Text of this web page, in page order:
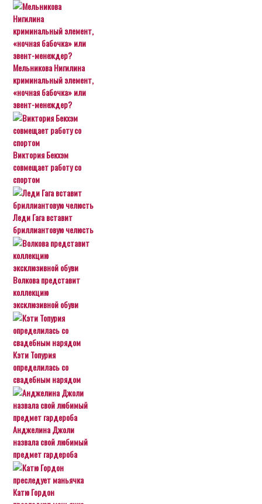
Мельникова Нигилина
криминальный элемент,
«ночная бабочка» или
эвент-менеждер?
Виктория Бекхэм
совмещает работу со
спортом
Леди Гага вставит
бриллиантовую челюсть
Волкова представит
коллекцию
эксклюзивной обуви
Кэти Топурия
определилась со
свадебным нарядом
Анджелина Джоли
назвала свой любимый
предмет гардероба
Катю Гордон